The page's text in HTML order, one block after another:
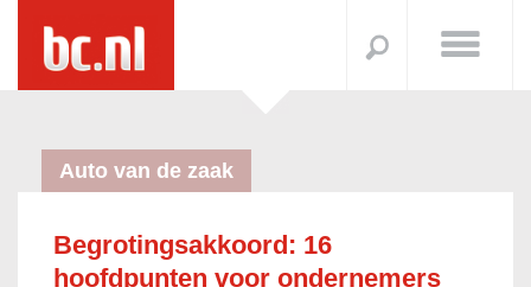
Auto van de zaak
Begrotingsakkoord: 16
hoofdpunten voor ondernemers